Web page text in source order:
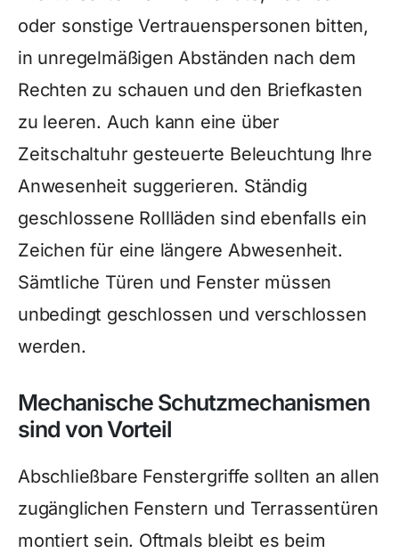
oder sonstige Vertrauenspersonen bitten,
in unregelmäßigen Abständen nach dem
Rechten zu schauen und den Briefkasten
zu leeren. Auch kann eine über
Zeitschaltuhr gesteuerte Beleuchtung Ihre
Anwesenheit suggerieren. Ständig
geschlossene Rollläden sind ebenfalls ein
Zeichen für eine längere Abwesenheit.
Sämtliche Türen und Fenster müssen
unbedingt geschlossen und verschlossen
werden.
Mechanische Schutzmechanismen
sind von Vorteil
Abschließbare Fenstergriffe sollten an allen
zugänglichen Fenstern und Terrassentüren
montiert sein. Oftmals bleibt es beim